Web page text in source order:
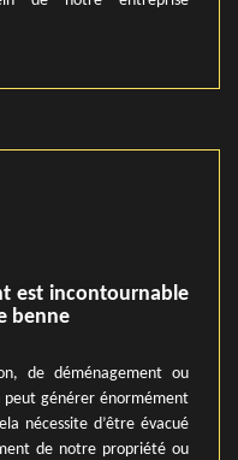
est incontournable
benne
de déménagement ou
peut générer énormément
nécessite d’être évacué
de notre propriété ou